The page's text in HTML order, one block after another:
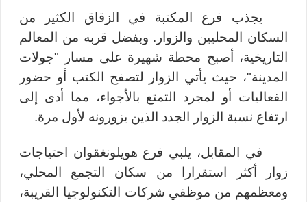
يجذب فرع المكتبة في الزقاق الكثير من
السكان المحليين والزوار. وبفضل قربه من المعالم
التاريخية، أصبح محطة شهيرة على مسار "جولات
المدينة"، حيث يأتي الزوار لتصفح الكتب أو حضور
الفعاليات أو لمجرد التمتع بالأجواء، مما أدى إلى
ارتفاع نسبة الزوار الجدد الذين يزورونه لأول مرة.
في المقابل، يلبي فرع هويلونغقوان احتياجات
زوار أكثر استقرارا من سكان التجمع المحلي،
ومعظمهم من موظفي شركات التكنولوجيا القريبة،